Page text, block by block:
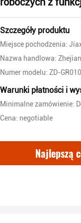
Szczegóły produktu
Miejsce pochodzenia:
Nazwa handlowa:
Numer modelu: ZD-GR010
Warunki płatności i
Minimalne zamówienie:
Cena: negotiable
Najlepszą